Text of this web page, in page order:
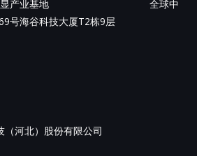
智慧光显产业基地 全球中
号海谷科技大厦T2栋9层
河北）股份有限公司